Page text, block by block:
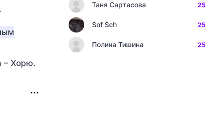
– Хорю.
Таня Сартасова 25
Sof Sch 25
Полина Тишина 25